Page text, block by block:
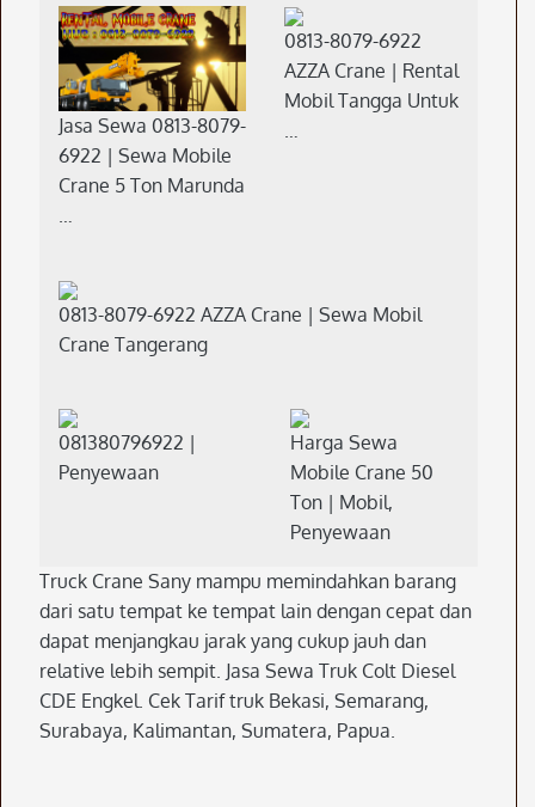
Jasa Sewa 0813-8079-
6922 | Sewa Mobile
Crane 5 Ton Marunda
…
0813-8079-6922
AZZA Crane | Rental
Mobil Tangga Untuk
…
0813-8079-6922 AZZA Crane | Sewa Mobil
Crane Tangerang
081380796922 |
Penyewaan
Harga Sewa
Mobile Crane 50
Ton | Mobil,
Penyewaan
Truck Crane Sany mampu memindahkan barang
dari satu tempat ke tempat lain dengan cepat dan
dapat menjangkau jarak yang cukup jauh dan
relative lebih sempit. Jasa Sewa Truk Colt Diesel
CDE Engkel. Cek Tarif truk Bekasi, Semarang,
Surabaya, Kalimantan, Sumatera, Papua.